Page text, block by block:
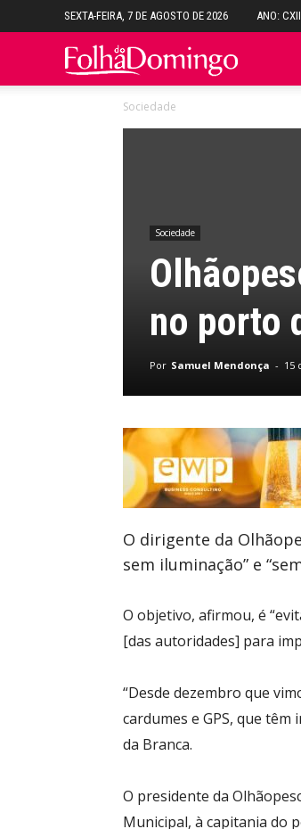
SEXTA-FEIRA, 7 DE AGOSTO DE 2026 ANO: CXII
Folha
Sociedade
Sociedade
no porto
Por Samuel Mendonça - 15
O dirigente da
sem iluminação” e
O objetivo, afirmou, é
[das autoridades] para
“Desde dezembro que
cardumes e GPS, que
da Branca.
O presidente da
Municipal, à capitania do